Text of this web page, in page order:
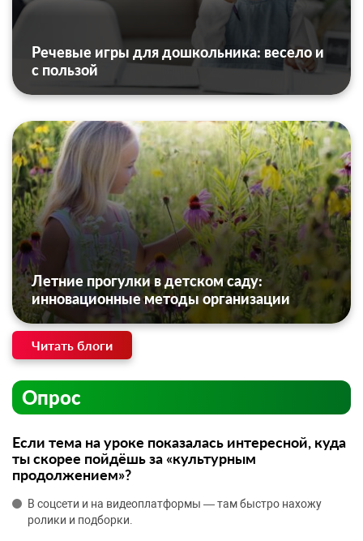
Речевые игры для дошкольника: весело и
с пользой
Летние прогулки в детском саду:
инновационные методы организации
Читать блоги
Опрос
Если тема на уроке показалась интересной, куда
ты скорее пойдёшь за «культурным
продолжением»?
В соцсети и на видеоплатформы — там быстро нахожу
ролики и подборки.